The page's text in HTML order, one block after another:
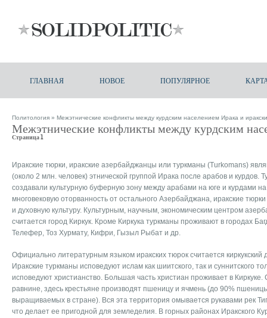
ГЛАВНАЯ НОВОЕ ПОПУЛЯРНОЕ
Политология » Межэтнические конфликты между курдским населением Ирака и
Межэтнические конфликты между курдским
Страница 1
Иракские тюрки, иракские азербайджанцы или туркманы (Turkomans)
(около 2 млн. человек) этнической группой Ирака после арабов и курдов.
создавали культурную буферную зону между арабами на юге и курдами
многовековую оторванность от остального Азербайджана, иракские
и духовную культуру. Культурным, научным, экономическим центром
считается город Киркук. Кроме Киркука туркманы проживают в городах
Телефер, Тоз Хурмату, Кифри, Гызыл Рыбат и др.
Официально литературным языком иракских тюрок считается киркукский
Иракские туркманы исповедуют ислам как шиитского, так и суннитского
исповедуют христианство. Большая часть христиан проживает в
равнине, здесь крестьяне производят пшеницу и ячмень (до 90%
выращиваемых в стране). Вся эта территория омывается рукавами рек
что делает ее пригодной для земледелия. В горных районах Иракского